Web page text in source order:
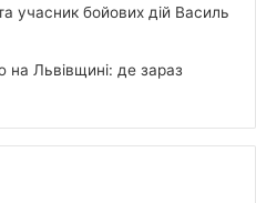
учасник бойових дій Василь
Львівщині: де зараз